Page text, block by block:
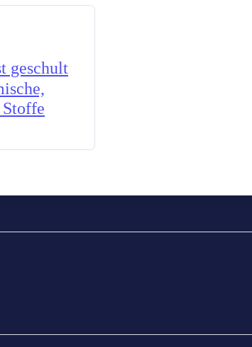
geschult